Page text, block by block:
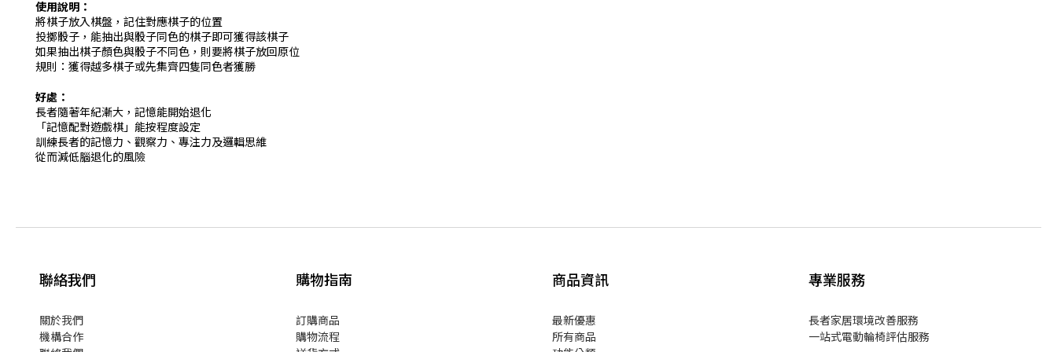
使用說明：
將棋子放入棋盤 ， 記住對應棋子的位置
投擲骰子，能抽出與骰子同色的棋子即可獲得該棋子
如果抽出棋子顏色與骰子不同色，則要將棋子放回原位
規則：獲得越多棋子或先集齊四隻同色者獲勝
好處：
長者隨著年紀漸大，記憶能開始退化
「記憶配對遊戲棋」能按程度設定
訓練長者的記憶力、觀察力、專注力及邏輯思維
從而減低腦退化的風險
聯絡我們
關於我們
機構合作
購物指南
訂購商品
購物流程
商品資訊
最新優惠
所有商品
專業服務
長者家居環境改善服務
一站式電動輪椅評估服務